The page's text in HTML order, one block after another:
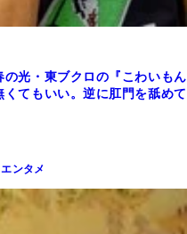
の光・東ブクロの『こわいもん
てもいい。逆に肛門を舐めて
エンタメ